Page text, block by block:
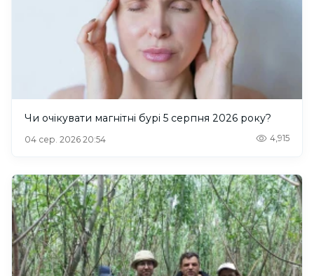
Чи очікувати магнітні бурі 5 серпня 2026 року?
04 сер. 2026 20:54 4,915